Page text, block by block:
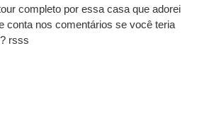
completo por essa casa que adorei
conta nos comentários se você teria
rsss